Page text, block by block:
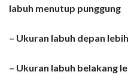
labuh menutup punggung
– Ukuran labuh depan
– Ukuran labuh belakang